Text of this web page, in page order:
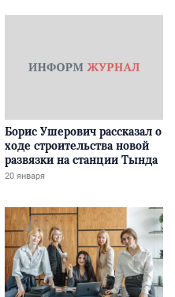
Борис Ушерович рассказал о
ходе строительства новой
развязки на станции Тында
20 января